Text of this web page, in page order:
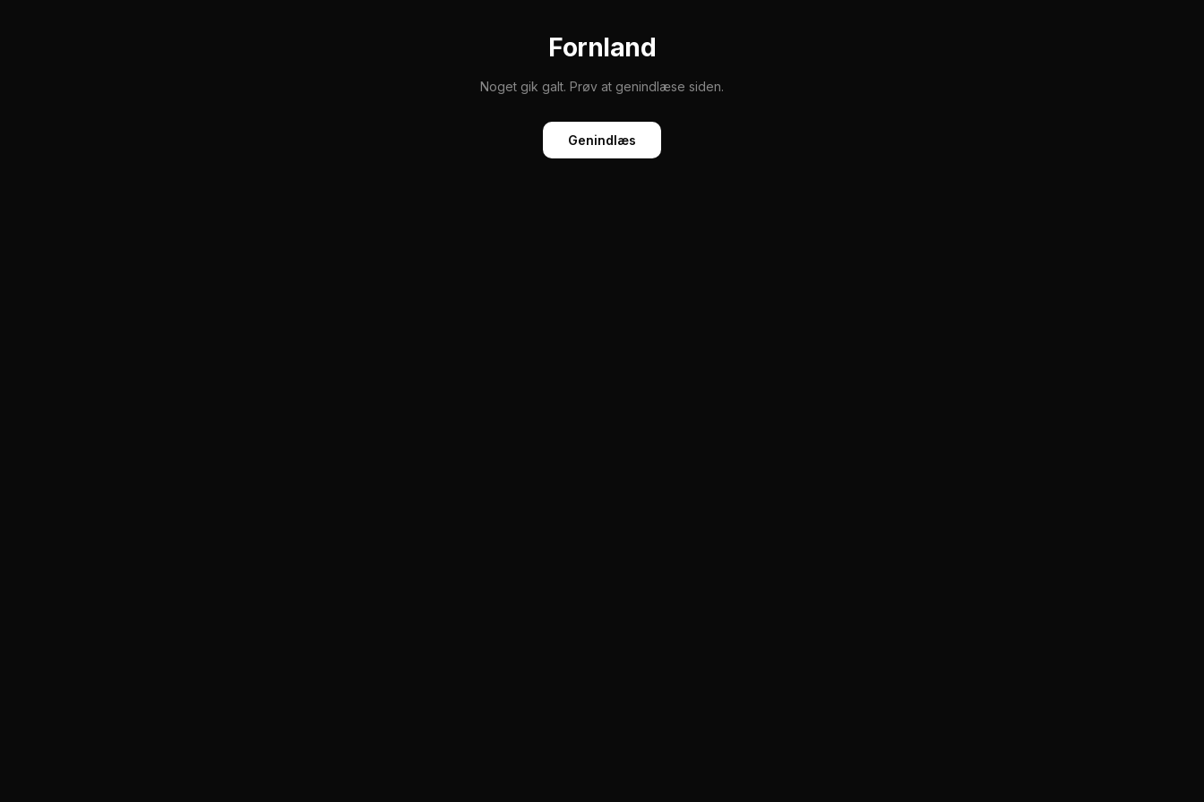
Fornland
Noget gik galt. Prøv at genindlæse siden.
Genindlæs